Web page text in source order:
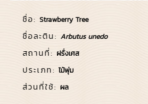
ชื่อ: Strawberry Tree
ชื่อละติน: Arbutus unedo
สถานที่: ฝรั่งเศส
ประเภท: ไม้พุ่ม
ส่วนที่ใช้: ผล